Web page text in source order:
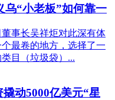
乌“小老板”如何靠一
事长吴祥炬对此深有体
最卷的地方，选择了一
目（垃圾袋）...
动5000亿美元“星